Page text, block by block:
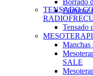
Borrado
Eliminar
TENSADO
Tensado
Manchas
SALE